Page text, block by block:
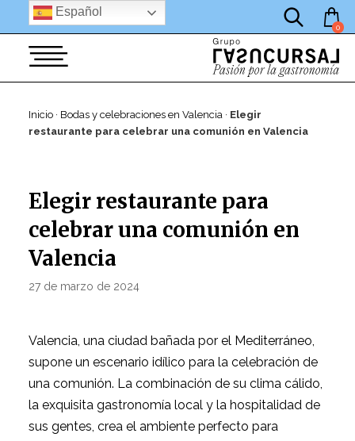
contenido
0
Inicio · Bodas y celebraciones en Valencia · Elegir
restaurante para celebrar una comunión en Valencia
Elegir restaurante para
celebrar una comunión en
Valencia
PUBLICADO
27 de marzo de 2024
Valencia, una ciudad bañada por el Mediterráneo,
supone un escenario idílico para la celebración de
una comunión. La combinación de su clima cálido,
la exquisita gastronomía local y la hospitalidad de
sus gentes, crea el ambiente perfecto para
Español